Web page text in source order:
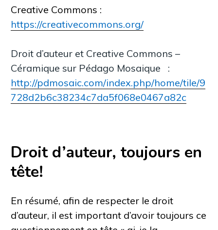
Creative Commons :
https://creativecommons.org/
Droit d’auteur et Creative Commons –
Céramique sur Pédago Mosaique :
http://pdmosaic.com/index.php/home/tile/9
728d2b6c38234c7da5f068e0467a82c
Droit d’auteur, toujours en
tête!
En résumé, afin de respecter le droit
d’auteur, il est important d’avoir toujours ce